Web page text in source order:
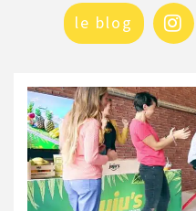
le blog